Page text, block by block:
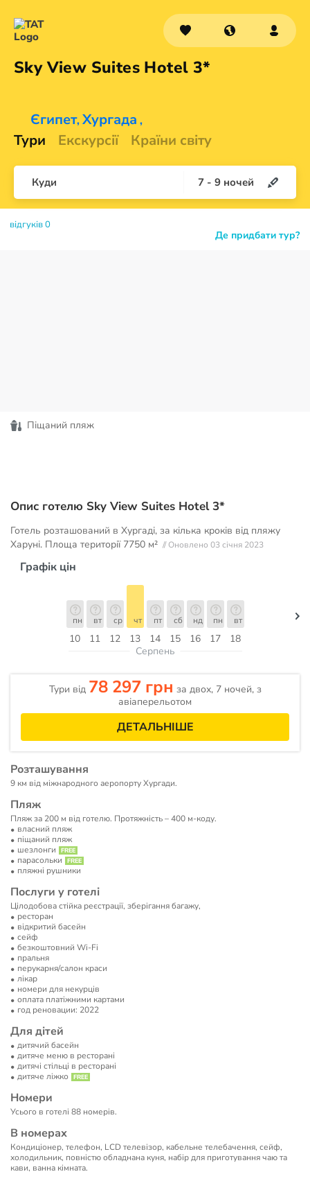
Sky View Suites Hotel 3*
Єгипет, Хургада ,
Тури Екскурсії Країни світу
Куди 7 - 9 ночей
Де придбати тур?
відгуків 0
Піщаний пляж
Опис готелю Sky View Suites Hotel 3*
Готель розташований в Хургаді, за кілька кроків від пляжу
Харуні. Площа території 7750 м² // Оновлено 03 січня 2023
Графік цін
10
пн
11
вт
12
ср
13
чт
14
пт
15
сб
16
нд
17
пн
18
вт
Серпень
Тури від 78 297 грн за двох, 7 ночей, з
авіаперельотом
ДЕТАЛЬНІШЕ
Розташування
9 км від міжнародного аеропорту Хургади.
Пляж
Пляж за 200 м від готелю. Протяжність – 400 м-коду.
власний пляж
піщаний пляж
шезлонги
парасольки
пляжні рушники
Послуги у готелі
Цілодобова стійка реєстрації, зберігання багажу,
ресторан
відкритий басейн
сейф
безкоштовний Wi-Fi
пральня
перукарня/салон краси
лікар
номери для некурців
оплата платіжними картами
год реновации: 2022
Для дітей
дитячий басейн
дитяче меню в ресторані
дитячі стільці в ресторані
дитяче ліжко
Номери
Усього в готелі 88 номерів.
В номерах
Кондиціонер, телефон, LCD телевізор, кабельне телебачення, сейф,
холодильник, повністю обладнана куня, набір для приготування чаю та
кави, ванна кімната.